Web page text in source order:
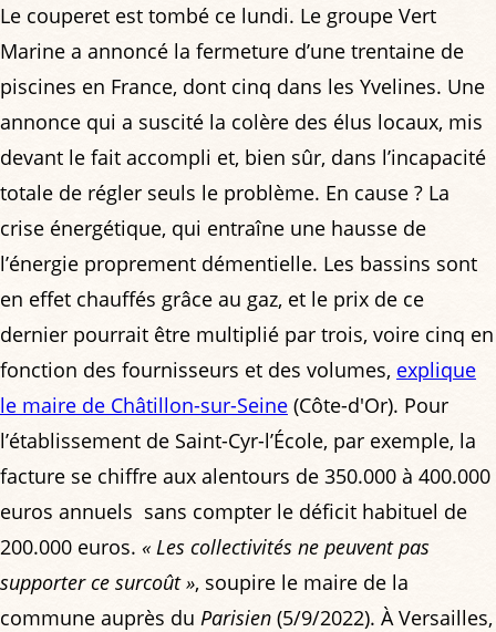
Le couperet est tombé ce lundi. Le groupe Vert
Marine a annoncé la fermeture d’une trentaine de
piscines en France, dont cinq dans les Yvelines. Une
annonce qui a suscité la colère des élus locaux, mis
devant le fait accompli et, bien sûr, dans l’incapacité
totale de régler seuls le problème. En cause ? La
crise énergétique, qui entraîne une hausse de
l’énergie proprement démentielle. Les bassins sont
en effet chauffés grâce au gaz, et le prix de ce
dernier pourrait être multiplié par trois, voire cinq en
fonction des fournisseurs et des volumes, explique
le maire de Châtillon-sur-Seine (Côte-d'Or). Pour
l’établissement de Saint-Cyr-l’École, par exemple, la
facture se chiffre aux alentours de 350.000 à 400.000
euros annuels sans compter le déficit habituel de
200.000 euros. « Les collectivités ne peuvent pas
supporter ce surcoût », soupire le maire de la
commune auprès du Parisien (5/9/2022). À Versailles,